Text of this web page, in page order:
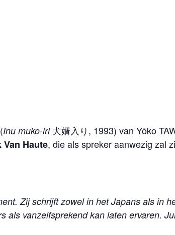
Inu muko-iri犬婿入り, 1993) van Yōko
Van Haute, die als spreker aanwezig zal
Zij schrijft zowel in het Japans als in
vanzelfsprekend kan laten ervaren.